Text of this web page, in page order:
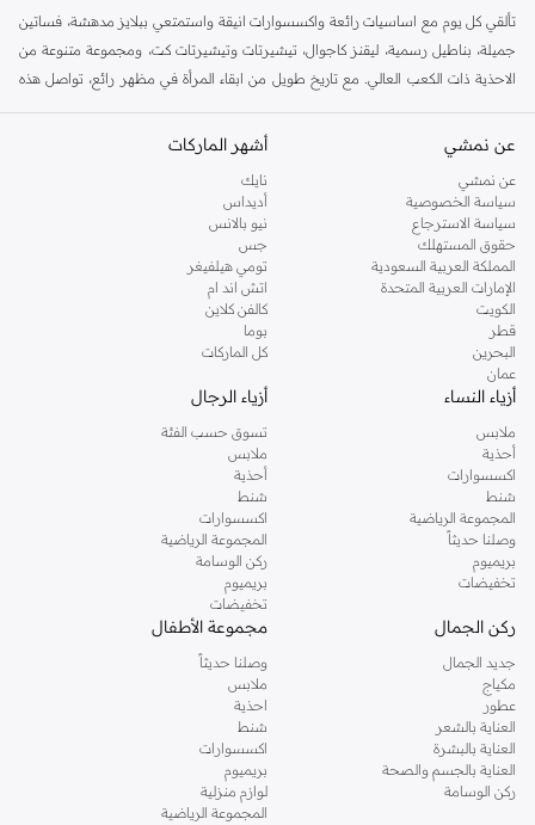
تألقي كل يوم مع اساسيات رائعة واكسسوارات انيقة واستمتعي ببلايز مدهشة، فساتين
جميلة، بناطيل رسمية، ليقنز كاجوال، تيشيرتات وتيشيرتات كت، ومجموعة متنوعة من
الاحذية ذات الكعب العالي. مع تاريخ طويل من ابقاء المرأة في مظهر رائع، تواصل هذه
كنت تقومين بتجديد خزانة ملابسك الملائمة للعمل، البحث عن فستان مثالي للحفلات او
اليه.
تسوقي دوروثي بيركنز اون لاين مسقط
تسوقي دوروثي بيركنز اون لاين من نمشي واستمتعي باكثر من الف ستايل من مجموعة
دوروثي بيركنز الشهيرة. تصفحي المجموعة كاملة في متجر دوروثي بيركنز اون لاين او
استخدمي القائمة لتحديد تجربة تسوق دوروثي بيركنز اون لاين. خدمة التوصيل السريعة
والدعم الاستثنائي يضمن لك تجربة تسوق ممتعة دائما مع نمشي.
عن نمشي
عن نمشي
سياسة الخصوصية
سياسة الاسترجاع
حقوق المستهلك
المملكة العربية السعودية
الإمارات العربية المتحدة
الكويت
قطر
البحرين
عمان
أشهر الماركات
نايك
أديداس
نيو بالانس
جس
تومي هيلفيغر
اتش اند ام
كالفن كلاين
بوما
كل الماركات
أزياء النساء
ملابس
أحذية
اكسسوارات
شنط
المجموعة الرياضية
وصلنا حديثاً
بريميوم
تخفيضات
أزياء الرجال
تسوق حسب الفئة
ملابس
أحذية
شنط
اكسسوارات
المجموعة الرياضية
ركن الوسامة
بريميوم
تخفيضات
ركن الجمال
جديد الجمال
مكياج
عطور
العناية بالشعر
العناية بالبشرة
العناية بالجسم والصحة
ركن الوسامة
مجموعة الأطفال
وصلنا حديثاً
ملابس
احذية
شنط
اكسسوارات
بريميوم
لوازم منزلية
المجموعة الرياضية